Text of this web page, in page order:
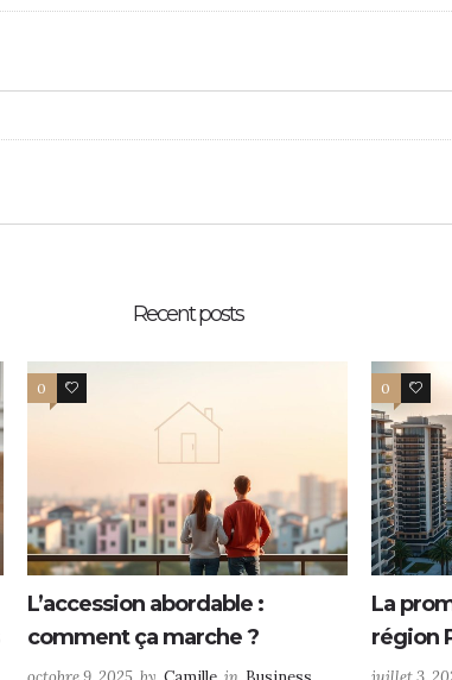
Recent posts
0 0
L’accession abordable :
comment ça marche ?
0 0
La
région